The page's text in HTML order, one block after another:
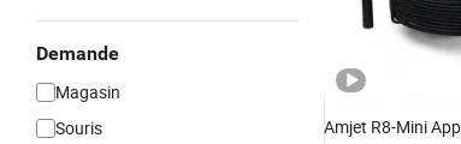
Demande
Magasin
Souris
Amjet R8-Mini